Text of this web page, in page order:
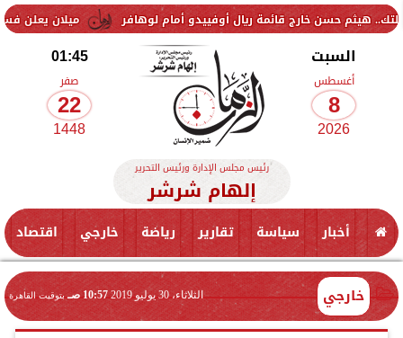
ميلان يعلن فسخ عقد خارج قائمة ريال أوفييدو أمام لوهافر
السبت
أغسطس
8
2026
01:45
صفر
22
1448
رئيس مجلس الإدارة ورئيس التحرير
إلهام شرشر
أخبار سياسة تقارير رياضة خارجي اقتصاد
خارجي الثلاثاء، 30 يوليو 2019 10:57 صـ بتوقيت القاهرة